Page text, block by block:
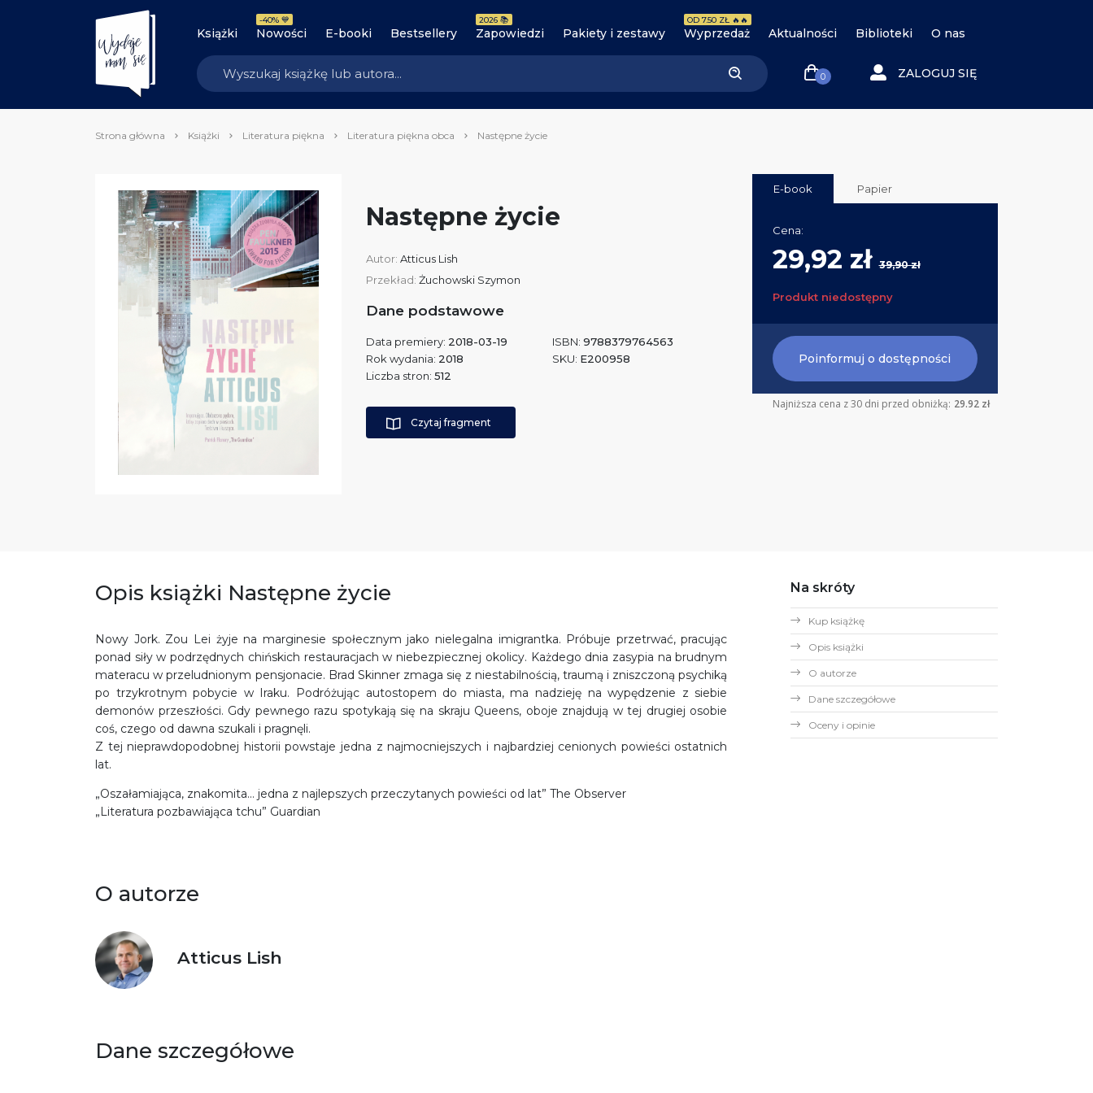
Książki Nowości
-40% 💙
E-booki Bestsellery Zapowiedzi
2026 📚
Pakiety i zestawy Wyprzedaż
OD 7.50 ZŁ 🔥🔥
Aktualności Biblioteki O nas
0 ZALOGUJ SIĘ
Strona główna Książki Literatura piękna Literatura piękna obca Następne życie
Następne życie
Autor: Atticus Lish
Przekład: Żuchowski Szymon
Dane podstawowe
Data premiery: 2018-03-19
Rok wydania: 2018
Liczba stron: 512
ISBN: 9788379764563
SKU: E200958
Czytaj fragment
E-book Papier
Cena:
29,92 zł39,90 zł
Produkt niedostępny
Poinformuj o dostępności
Najniższa cena z 30 dni przed obniżką: 29.92 zł
Opis książki Następne życie
Nowy Jork. Zou Lei żyje na marginesie społecznym jako nielegalna imigrantka. Próbuje przetrwać, pracując
ponad siły w podrzędnych chińskich restauracjach w niebezpiecznej okolicy. Każdego dnia zasypia na brudnym
materacu w przeludnionym pensjonacie. Brad Skinner zmaga się z niestabilnością, traumą i zniszczoną psychiką
po trzykrotnym pobycie w Iraku. Podróżując autostopem do miasta, ma nadzieję na wypędzenie z siebie
demonów przeszłości. Gdy pewnego razu spotykają się na skraju Queens, oboje znajdują w tej drugiej osobie
coś, czego od dawna szukali i pragnęli.
Z tej nieprawdopodobnej historii powstaje jedna z najmocniejszych i najbardziej cenionych powieści ostatnich
lat.
„Oszałamiająca, znakomita… jedna z najlepszych przeczytanych powieści od lat” The Observer
„Literatura pozbawiająca tchu” Guardian
O autorze
Atticus Lish
Dane szczegółowe
Na skróty
Kup książkę
Opis książki
O autorze
Dane szczegółowe
Oceny i opinie